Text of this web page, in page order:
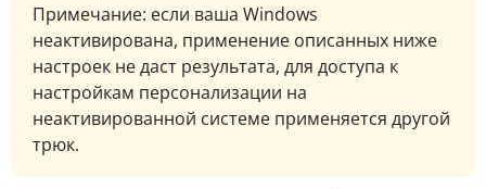
Примечание: если ваша Windows
неактивирована, применение описанных ниже
настроек не даст результата, для доступа к
настройкам персонализации на
неактивированной системе применяется другой
трюк.